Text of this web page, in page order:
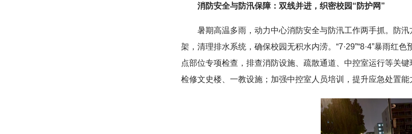
消防安全与防汛保障：双线并进，织密校园“防护网”
暑期高温多雨，动力中心消防安全与防汛工作两手抓。防
架，清理排水系统，确保校园无积水内涝。“7·29”“8·4”暴雨红
点部位专项检查，排查消防设施、疏散通道、中控室运行等关
检修文史楼、一教设施；加强中控室人员培训，提升应急处置能